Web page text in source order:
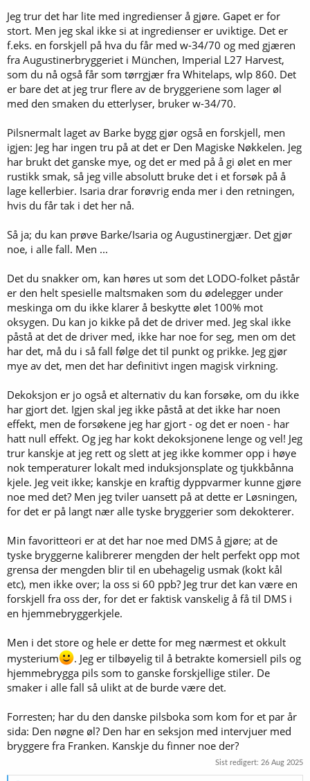
Jeg trur det har lite med ingredienser å gjøre. Gapet er for
stort. Men jeg skal ikke si at ingredienser er uviktige. Det er
f.eks. en forskjell på hva du får med w-34/70 og med gjæren
fra Augustinerbryggeriet i München, Imperial L27 Harvest,
som du nå også får som tørrgjær fra Whitelaps, wlp 860. Det
er bare det at jeg trur flere av de bryggeriene som lager øl
med den smaken du etterlyser, bruker w-34/70.
Pilsnermalt laget av Barke bygg gjør også en forskjell, men
igjen: Jeg har ingen tru på at det er Den Magiske Nøkkelen. Jeg
har brukt det ganske mye, og det er med på å gi ølet en mer
rustikk smak, så jeg ville absolutt bruke det i et forsøk på å
lage kellerbier. Isaria drar forøvrig enda mer i den retningen,
hvis du får tak i det her nå.
Så ja; du kan prøve Barke/Isaria og Augustinergjær. Det gjør
noe, i alle fall. Men ...
Det du snakker om, kan høres ut som det LODO-folket påstår
er den helt spesielle maltsmaken som du ødelegger under
meskinga om du ikke klarer å beskytte ølet 100% mot
oksygen. Du kan jo kikke på det de driver med. Jeg skal ikke
påstå at det de driver med, ikke har noe for seg, men om det
har det, må du i så fall følge det til punkt og prikke. Jeg gjør
mye av det, men det har definitivt ingen magisk virkning.
Dekoksjon er jo også et alternativ du kan forsøke, om du ikke
har gjort det. Igjen skal jeg ikke påstå at det ikke har noen
effekt, men de forsøkene jeg har gjort - og det er noen - har
hatt null effekt. Og jeg har kokt dekoksjonene lenge og vel! Jeg
trur kanskje at jeg rett og slett at jeg ikke kommer opp i høye
nok temperaturer lokalt med induksjonsplate og tjukkbånna
kjele. Jeg veit ikke; kanskje en kraftig dyppvarmer kunne gjøre
noe med det? Men jeg tviler uansett på at dette er Løsningen,
for det er på langt nær alle tyske bryggerier som dekokterer.
Min favoritteori er at det har noe med DMS å gjøre; at de
tyske bryggerne kalibrerer mengden der helt perfekt opp mot
grensa der mengden blir til en ubehagelig usmak (kokt kål
etc), men ikke over; la oss si 60 ppb? Jeg trur det kan være en
forskjell fra oss der, for det er faktisk vanskelig å få til DMS i
en hjemmebryggerkjele.
Men i det store og hele er dette for meg nærmest et okkult
mysterium
. Jeg er tilbøyelig til å betrakte komersiell pils og
hjemmebrygga pils som to ganske forskjellige stiler. De
smaker i alle fall så ulikt at de burde være det.
Forresten; har du den danske pilsboka som kom for et par år
sida: Den nøgne øl? Den har en seksjon med intervjuer med
bryggere fra Franken. Kanskje du finner noe der?
Sist redigert: 26 Aug 2025